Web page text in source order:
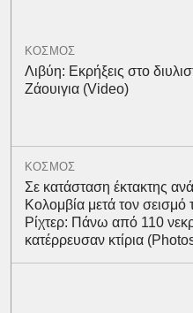
ΚΟΣΜΟΣ
Λιβύη: Εκρήξεις στο
Ζάουιγια (Video)
ΚΟΣΜΟΣ
Σε κατάσταση έκτακτης
Κολομβία μετά τον σεισμό
Ρίχτερ: Πάνω από 110
κατέρρευσαν κτίρια